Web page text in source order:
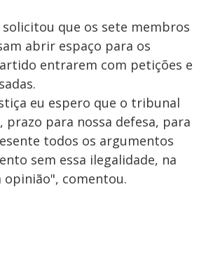
solicitou que os sete membros
abrir espaço para os
entrarem com petições e
eu espero que o tribunal
prazo para nossa defesa, para
todos os argumentos
sem essa ilegalidade, na
opinião", comentou.